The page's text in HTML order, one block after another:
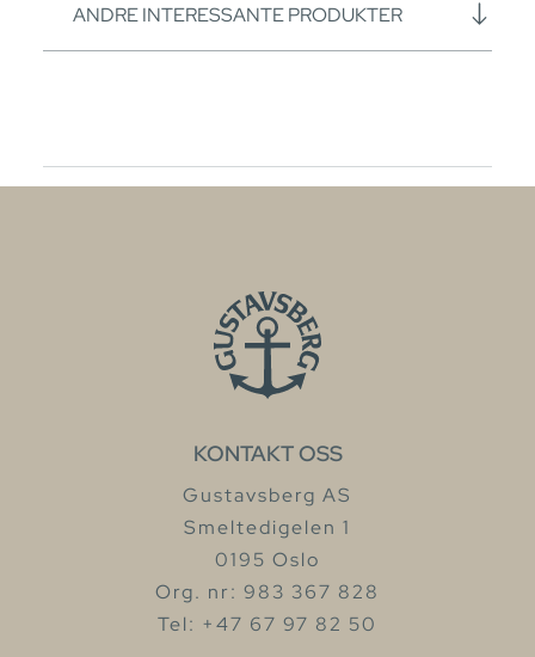
ANDRE INTERESSANTE PRODUKTER
KONTAKT OSS
Gustavsberg AS
Smeltedigelen 1
0195 Oslo
Org. nr: 983 367 828
Tel: +47 67 97 82 50